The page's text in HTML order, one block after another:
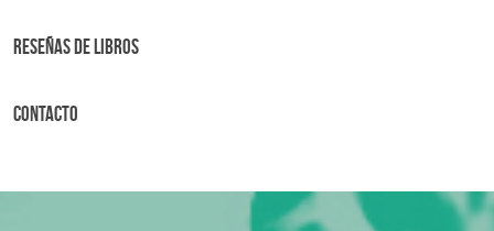
Reseñas de libros
Contacto